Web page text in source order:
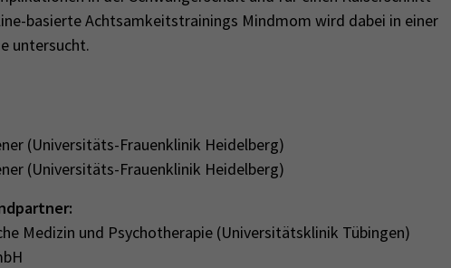
basierte Achtsamkeitstrainings Mindmom wird dabei in einer
untersucht.
(Universitäts-Frauenklinik Heidelberg)
(Universitäts-Frauenklinik Heidelberg)
Medizin und Psychotherapie (Universitätsklinik Tübingen)